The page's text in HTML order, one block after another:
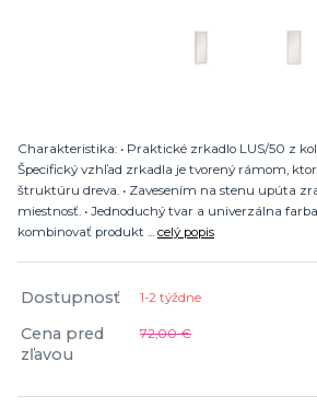
Charakteristika: • Praktické zrkadlo LUS/50 z
Špecifický vzhľad zrkadla je tvorený rámom,
štruktúru dreva. • Zavesením na stenu upúta
miestnosť. • Jednoduchý tvar a univerzálna
kombinovať produkt ... celý popis
Dostupnosť 1-2 týždne
Cena pred
zľavou
72,00 €